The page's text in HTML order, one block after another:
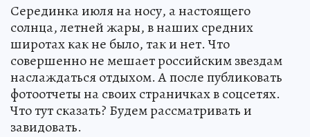
Серединка июля на носу, а настоящего
солнца, летней жары, в наших средних
широтах как не было, так и нет. Что
совершенно не мешает российским звездам
наслаждаться отдыхом. А после публиковать
фотоотчеты на своих страничках в соцсетях.
Что тут сказать? Будем рассматривать и
завидовать.